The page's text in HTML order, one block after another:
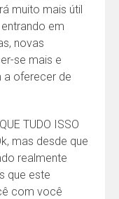
muito mais útil
entrando em
novas
se mais e
a oferecer de
TUDO ISSO
mas desde que
realmente
que este
com você